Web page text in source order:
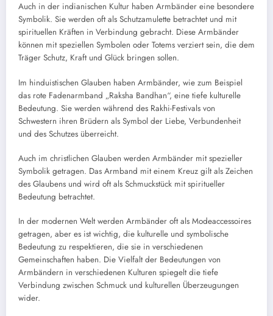
Auch in der indianischen Kultur haben Armbänder eine besondere
Symbolik. Sie werden oft als Schutzamulette betrachtet und mit
spirituellen Kräften in Verbindung gebracht. Diese Armbänder
können mit speziellen Symbolen oder Totems verziert sein, die dem
Träger Schutz, Kraft und Glück bringen sollen.
Im hinduistischen Glauben haben Armbänder, wie zum Beispiel
das rote Fadenarmband „Raksha Bandhan“, eine tiefe kulturelle
Bedeutung. Sie werden während des Rakhi-Festivals von
Schwestern ihren Brüdern als Symbol der Liebe, Verbundenheit
und des Schutzes überreicht.
Auch im christlichen Glauben werden Armbänder mit spezieller
Symbolik getragen. Das Armband mit einem Kreuz gilt als Zeichen
des Glaubens und wird oft als Schmuckstück mit spiritueller
Bedeutung betrachtet.
In der modernen Welt werden Armbänder oft als Modeaccessoires
getragen, aber es ist wichtig, die kulturelle und symbolische
Bedeutung zu respektieren, die sie in verschiedenen
Gemeinschaften haben. Die Vielfalt der Bedeutungen von
Armbändern in verschiedenen Kulturen spiegelt die tiefe
Verbindung zwischen Schmuck und kulturellen Überzeugungen
wider.